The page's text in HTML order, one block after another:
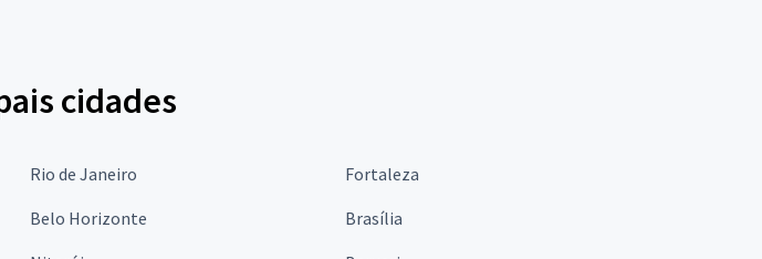
cidades
Rio de Janeiro
Fortaleza
Belo Horizonte
Brasília